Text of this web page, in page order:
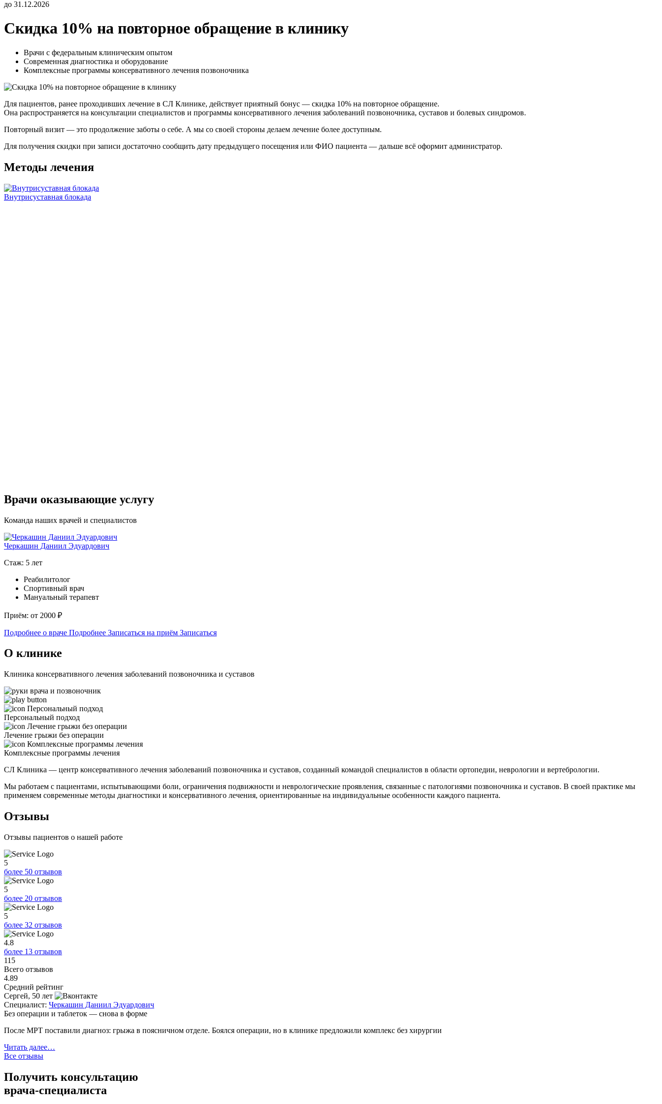
до 31.12.2026
Скидка 10% на повторное обращение в клинику
Врачи с федеральным клиническим опытом
Современная диагностика и оборудование
Комплексные программы консервативного лечения позвоночника
Для пациентов, ранее проходивших лечение в СЛ Клинике, действует приятный бонус — скидка 10% на повторное обращение.
Она распространяется на консультации специалистов и программы консервативного лечения заболеваний позвоночника, суставов и болевых синдромов.
Повторный визит — это продолжение заботы о себе. А мы со своей стороны делаем лечение более доступным.
Для получения скидки при записи достаточно сообщить дату предыдущего посещения или ФИО пациента — дальше всё оформит администратор.
Методы лечения
Внутрисуставная блокада
Врачи оказывающие услугу
Команда наших врачей и специалистов
Черкашин Даниил Эдуардович
Стаж: 5 лет
Реабилитолог
Спортивный врач
Мануальный терапевт
Приём: от 2000 ₽
Подробнее о враче Подробнее Записаться на приём Записаться
О клинике
Клиника консервативного лечения заболеваний позвоночника и суставов
Персональный подход
Лечение грыжи без операции
Комплексные программы лечения
СЛ Клиника — центр консервативного лечения заболеваний позвоночника и суставов, созданный командой специалистов в области ортопедии, неврологии и вертебрологии.
Мы работаем с пациентами, испытывающими боли, ограничения подвижности и неврологические проявления, связанные с патологиями позвоночника и суставов. В своей практике мы
применяем современные методы диагностики и консервативного лечения, ориентированные на индивидуальные особенности каждого пациента.
Отзывы
Отзывы пациентов о нашей работе
5
более 50 отзывов
5
более 20 отзывов
5
более 32 отзывов
4.8
более 13 отзывов
115
Всего отзывов
4.89
Средний рейтинг
Сергей, 50 лет
Специалист: Черкашин Даниил Эдуардович
Без операции и таблеток — снова в форме
После МРТ поставили диагноз: грыжа в поясничном отделе. Боялся операции, но в клинике предложили комплекс без хирургии
Читать далее…
Все отзывы
Получить консультацию
врача-специалиста